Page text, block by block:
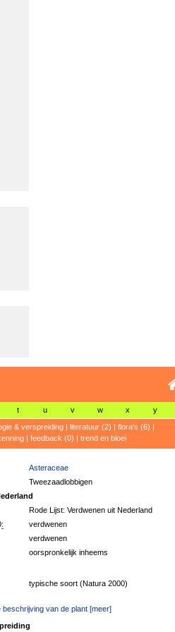
t u v w x y
& verspreiding| literatuur (2) | flora's (6) |
| feedback (0) | trend en bloei
Asteraceae
Tweezaadlobbigen
Rode Lijst: Verdwenen uit Nederland
verdwenen
verdwenen
oorspronkelijk inheems
typische soort (Natura 2000)
beschrijving van de plant [meer]